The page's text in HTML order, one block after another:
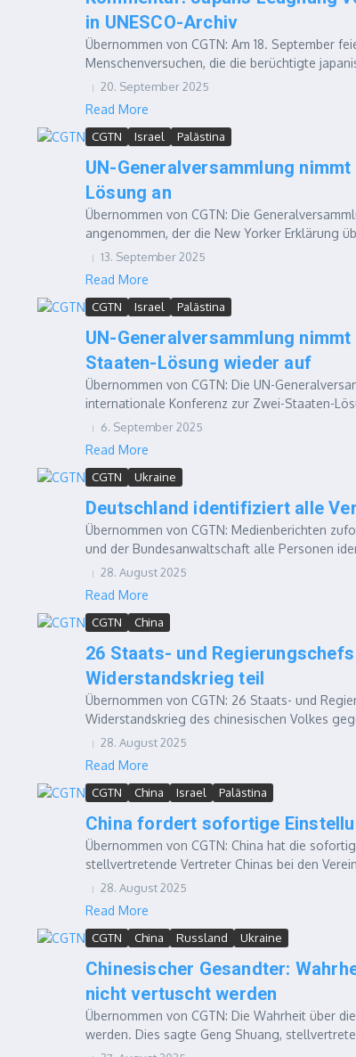
in UNESCO-Archiv
Übernommen von CGTN: Am 18. September
Menschenversuchen, die die berüchtigte
20. September 2025
Read More
CGTN Israel Palästina
UN-Generalversammlung
Lösung an
Übernommen von CGTN: Die
angenommen, der die New Yorker Erklärung
13. September 2025
Read More
CGTN Israel Palästina
UN-Generalversammlung
Staaten-Lösung wieder auf
Übernommen von CGTN: Die UN-
internationale Konferenz zur Zwei-Staaten-
6. September 2025
Read More
CGTN Ukraine
Deutschland identifiziert alle
Übernommen von CGTN: Medienberichten
und der Bundesanwaltschaft alle Personen
28. August 2025
Read More
CGTN China
26 Staats- und
Widerstandskrieg teil
Übernommen von CGTN: 26 Staats- und
Widerstandskrieg des chinesischen Volkes
28. August 2025
Read More
CGTN China Israel Palästina
China fordert sofortige
Übernommen von CGTN: China hat die
stellvertretende Vertreter Chinas bei den
28. August 2025
Read More
CGTN China Russland Ukraine
Chinesischer Gesandter:
nicht vertuscht werden
Übernommen von CGTN: Die Wahrheit über
werden. Dies sagte Geng Shuang,